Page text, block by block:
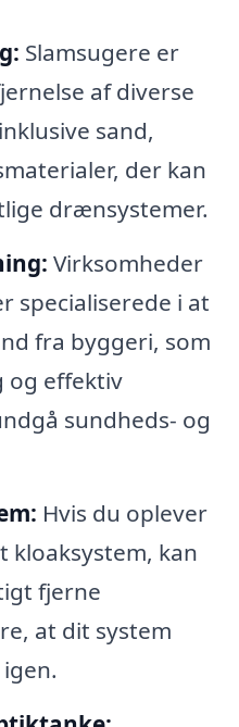
Slamsugere er
af diverse
sand,
der kan
drænsystemer.
Virksomheder
specialiserede i at
fra byggeri, som
effektiv
sundheds- og
Hvis du oplever
kloaksystem, kan
fjerne
at dit system